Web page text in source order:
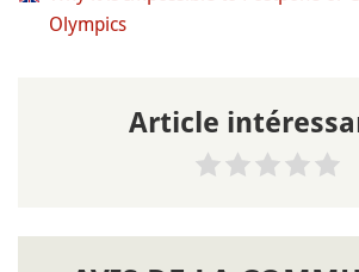
Olympics
Article